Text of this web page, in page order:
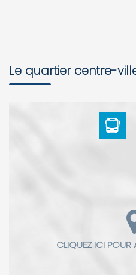
Le quartier centre-